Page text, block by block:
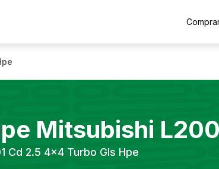
Mitsubishi L200
Cd 2.5 4x4 Turbo Gls Hpe